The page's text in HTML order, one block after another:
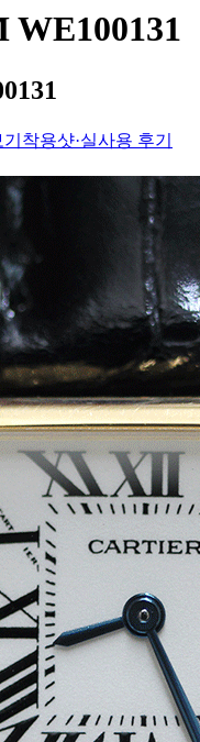
WE100131
착용샷·실사용 후기